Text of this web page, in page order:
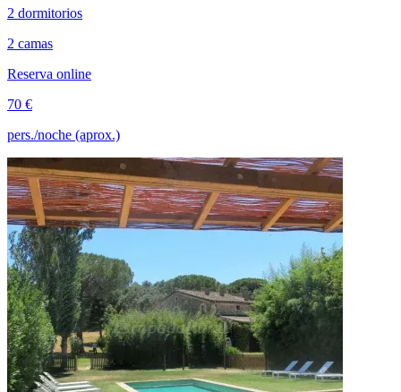
2 dormitorios
2 camas
Reserva online
70 €
pers./noche (aprox.)